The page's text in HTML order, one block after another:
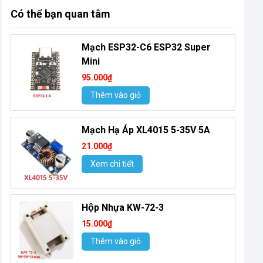
Có thể bạn quan tâm
Mạch ESP32-C6 ESP32 Super
Mini
95.000₫
Thêm vào giỏ
Mạch Hạ Áp XL4015 5-35V 5A
21.000₫
Xem chi tiết
Hộp Nhựa KW-72-3
15.000₫
Thêm vào giỏ